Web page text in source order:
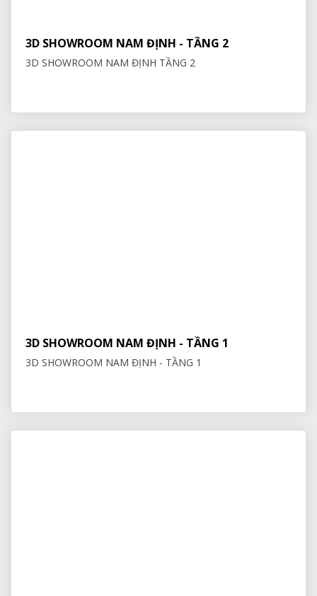
3D SHOWROOM NAM ĐỊNH - TẦNG 2
3D SHOWROOM NAM ĐỊNH TẦNG 2
3D SHOWROOM NAM ĐỊNH - TẦNG 1
3D SHOWROOM NAM ĐỊNH - TẦNG 1